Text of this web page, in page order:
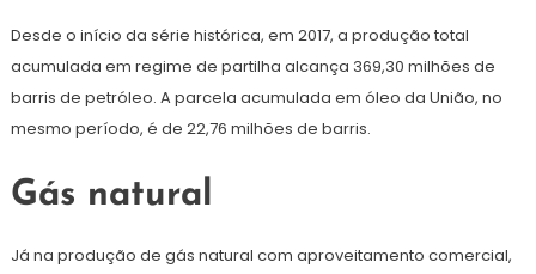
Desde o início da série histórica, em 2017, a produção total
acumulada em regime de partilha alcança 369,30 milhões de
barris de petróleo. A parcela acumulada em óleo da União, no
mesmo período, é de 22,76 milhões de barris.
Gás natural
Já na produção de gás natural com aproveitamento comercial,